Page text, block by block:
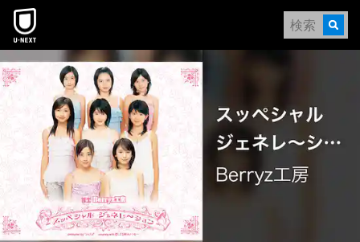
本文へスキップ